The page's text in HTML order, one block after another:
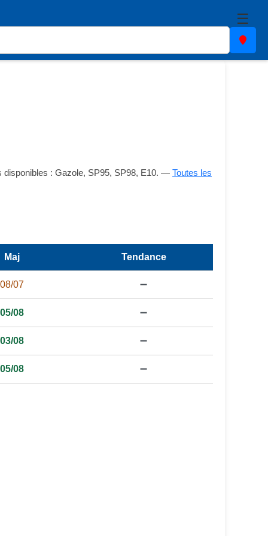
☰
disponibles : Gazole, SP95, SP98, E10. — Toutes les
Maj Tendance
08/07 ➖
05/08 ➖
03/08 ➖
05/08 ➖